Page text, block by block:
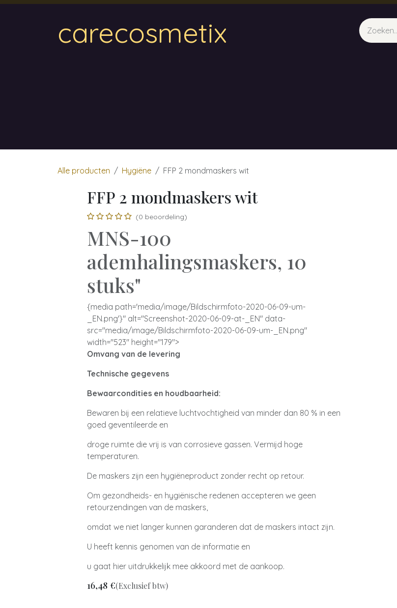
carecosmetix
Alle producten Hygiëne FFP 2 mondmaskers wit
FFP 2 mondmaskers wit
(0 beoordeling)
MNS-100
ademhalingsmaskers, 10
stuks"
{media path='media/image/Bildschirmfoto-2020-06-09-um-
_EN.png'}" alt="Screenshot-2020-06-09-at-_EN" data-
src="media/image/Bildschirmfoto-2020-06-09-um-_EN.png"
width="523" height="179">
Omvang van de levering
Technische gegevens
Bewaarcondities en houdbaarheid:
Bewaren bij een relatieve luchtvochtigheid van minder dan 80 % in een
goed geventileerde en
droge ruimte die vrij is van corrosieve gassen. Vermijd hoge
temperaturen.
De maskers zijn een hygiëneproduct zonder recht op retour.
Om gezondheids- en hygiënische redenen accepteren we geen
retourzendingen van de maskers,
omdat we niet langer kunnen garanderen dat de maskers intact zijn.
U heeft kennis genomen van de informatie en
u gaat hier uitdrukkelijk mee akkoord met de aankoop.
16,48 €(Exclusief btw)